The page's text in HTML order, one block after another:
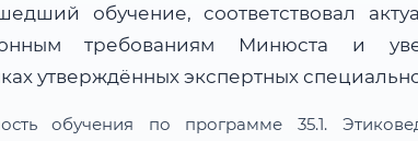
обучение, соответствовал
требованиям Минюста и
утверждённых экспертных
обучения по программе 35.1.